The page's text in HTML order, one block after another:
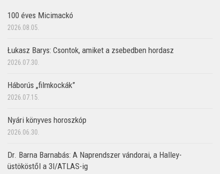
100 éves Micimackó
2026.08.05.
Łukasz Barys: Csontok, amiket a zsebedben hordasz
2026.07.30.
Háborús „filmkockák”
2026.07.15.
Nyári könyves horoszkóp
2026.06.30.
Dr. Barna Barnabás: A Naprendszer vándorai, a Halley-
üstököstől a 3I/ATLAS-ig